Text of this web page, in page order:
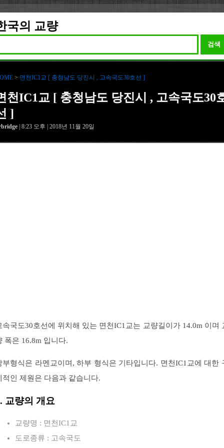
국의 교량
검색
> 면천IC1교 [ 충청남도 당진시 , 고속국도30호선 ]
천IC1교 [ 충청남도 당진시 , 고속국도30
]
| 8:23 오후 | 2018년 11월 20일
속국도30호선에 위치해 있는 면천IC1교는 교량길이가 14.0m 이며
폭은 16.8m 입니다.
부형식은 라멘교이며, 하부 형식은 기타입니다. 면천IC1교에 대한
적인 제원은 다음과 같습니다.
교량의 개요
교량명 : 면천IC1교
도로종류 : 고속국도